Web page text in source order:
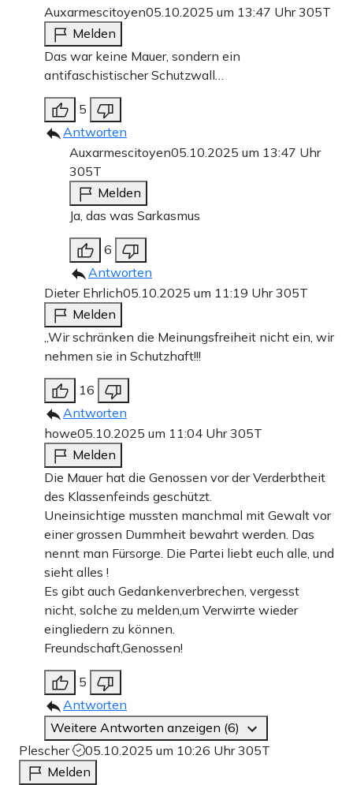
Auxarmescitoyen05.10.2025 um 13:47 Uhr305T
Melden
Das war keine Mauer, sondern ein
antifaschistischer Schutzwall…
5
Antworten
Auxarmescitoyen05.10.2025 um 13:47 Uhr
305T
Melden
Ja, das was Sarkasmus
6
Antworten
Dieter Ehrlich05.10.2025 um 11:19 Uhr305T
Melden
„Wir schränken die Meinungsfreiheit nicht ein, wir
nehmen sie in Schutzhaft!!!
16
Antworten
howe05.10.2025 um 11:04 Uhr305T
Melden
Die Mauer hat die Genossen vor der Verderbtheit
des Klassenfeinds geschützt.
Uneinsichtige mussten manchmal mit Gewalt vor
einer grossen Dummheit bewahrt werden. Das
nennt man Fürsorge. Die Partei liebt euch alle, und
sieht alles !
Es gibt auch Gedankenverbrechen, vergesst
nicht, solche zu melden,um Verwirrte wieder
eingliedern zu können.
Freundschaft,Genossen!
5
Antworten
Weitere Antworten anzeigen (6)
Plescher
05.10.2025 um 10:26 Uhr305T
Melden